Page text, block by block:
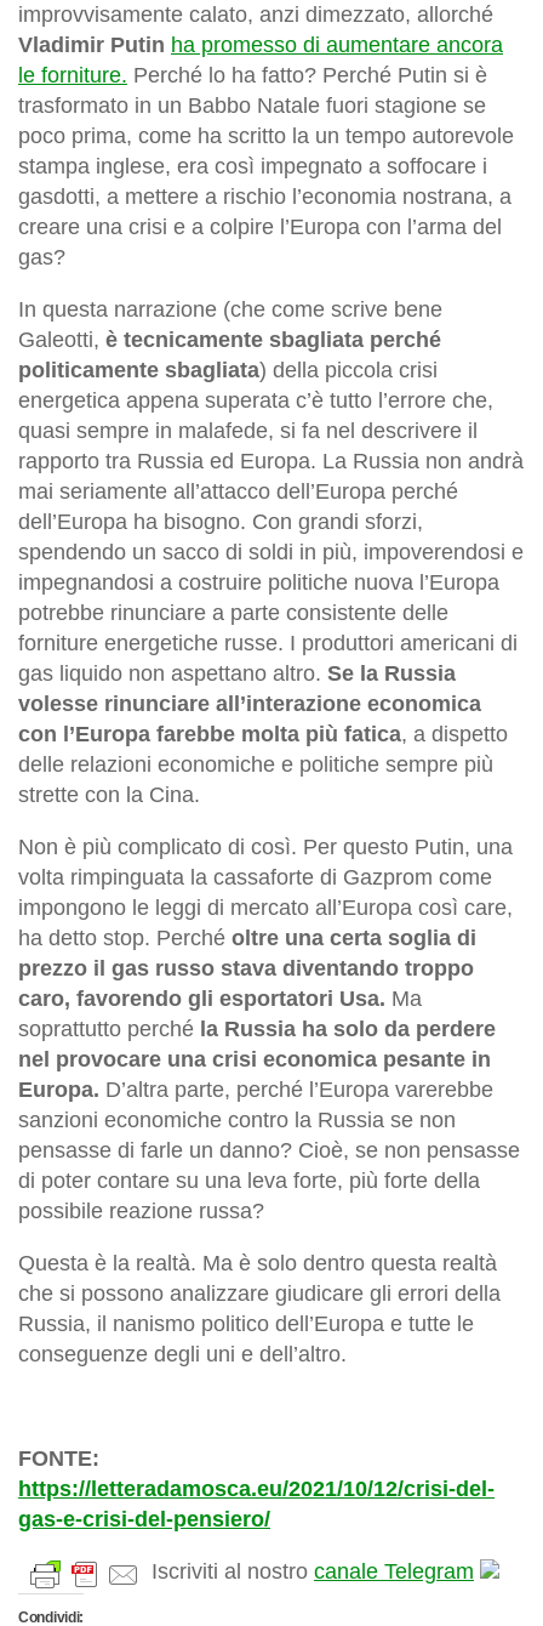
improvvisamente calato, anzi dimezzato, allorché
Vladimir Putin ha promesso di aumentare ancora
le forniture. Perché lo ha fatto? Perché Putin si è
trasformato in un Babbo Natale fuori stagione se
poco prima, come ha scritto la un tempo autorevole
stampa inglese, era così impegnato a soffocare i
gasdotti, a mettere a rischio l’economia nostrana, a
creare una crisi e a colpire l’Europa con l’arma del
gas?
In questa narrazione (che come scrive bene
Galeotti, è tecnicamente sbagliata perché
politicamente sbagliata) della piccola crisi
energetica appena superata c’è tutto l’errore che,
quasi sempre in malafede, si fa nel descrivere il
rapporto tra Russia ed Europa. La Russia non andrà
mai seriamente all’attacco dell’Europa perché
dell’Europa ha bisogno. Con grandi sforzi,
spendendo un sacco di soldi in più, impoverendosi e
impegnandosi a costruire politiche nuova l’Europa
potrebbe rinunciare a parte consistente delle
forniture energetiche russe. I produttori americani di
gas liquido non aspettano altro. Se la Russia
volesse rinunciare all’interazione economica
con l’Europa farebbe molta più fatica, a dispetto
delle relazioni economiche e politiche sempre più
strette con la Cina.
Non è più complicato di così. Per questo Putin, una
volta rimpinguata la cassaforte di Gazprom come
impongono le leggi di mercato all’Europa così care,
ha detto stop. Perché oltre una certa soglia di
prezzo il gas russo stava diventando troppo
caro, favorendo gli esportatori Usa. Ma
soprattutto perché la Russia ha solo da perdere
nel provocare una crisi economica pesante in
Europa. D’altra parte, perché l’Europa varerebbe
sanzioni economiche contro la Russia se non
pensasse di farle un danno? Cioè, se non pensasse
di poter contare su una leva forte, più forte della
possibile reazione russa?
Questa è la realtà. Ma è solo dentro questa realtà
che si possono analizzare giudicare gli errori della
Russia, il nanismo politico dell’Europa e tutte le
conseguenze degli uni e dell’altro.
FONTE:
https://letteradamosca.eu/2021/10/12/crisi-del-
gas-e-crisi-del-pensiero/
Iscriviti al nostro canale Telegram
Condividi: